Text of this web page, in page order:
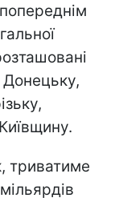
Донецьку,
триватиме